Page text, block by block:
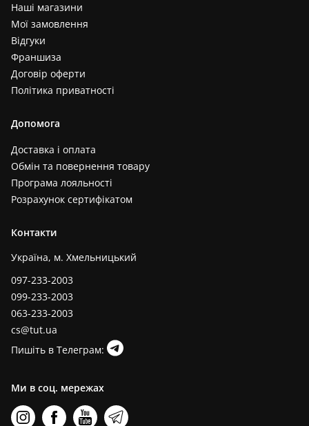
Наші магазини
Мої замовлення
Відгуки
Франшиза
Договір оферти
Політика приватності
Допомога
Доставка і оплата
Обмін та повернення товару
Програма лояльності
Розрахунок сертифікатом
Контакти
Україна, м. Хмельницький
097-233-2003
099-233-2003
063-233-2003
cs@tut.ua
Пишіть в Телеграм:
Ми в соц. мережах